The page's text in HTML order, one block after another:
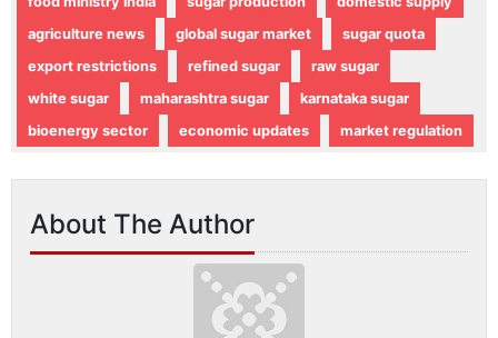
agriculture news
global sugar market
sugar quota
export restrictions
refined sugar
raw sugar
white sugar
maharashtra sugar
karnataka sugar
bioenergy sector
economic updates market regulation
About The Author